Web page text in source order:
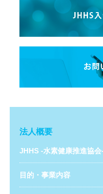
法人概要
JHHS -水素健康推進協会
目的・事業内容